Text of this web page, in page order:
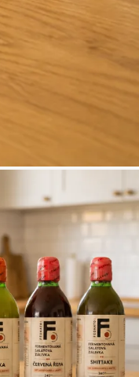
radost, když je potvrdíte.
opravdu ztratit čas čtením o
zde.
Souhlasím